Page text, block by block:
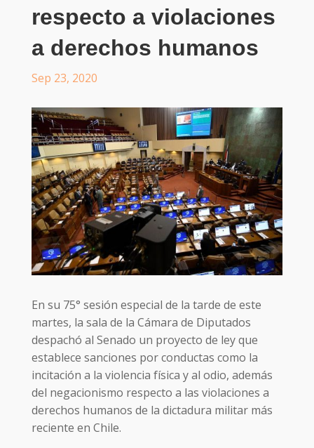
respecto a violaciones
a derechos humanos
Sep 23, 2020
En su 75° sesión especial de la tarde de este
martes, la sala de la Cámara de Diputados
despachó al Senado un proyecto de ley que
establece sanciones por conductas como la
incitación a la violencia física y al odio, además
del negacionismo respecto a las violaciones a
derechos humanos de la dictadura militar más
reciente en Chile.